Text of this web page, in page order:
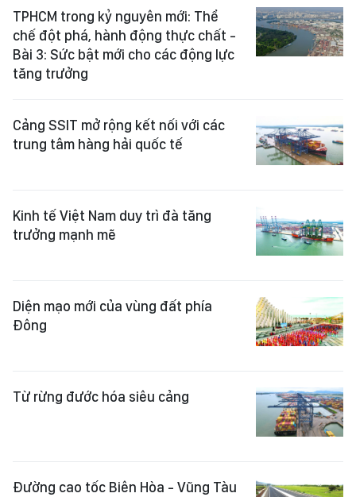
TPHCM trong kỷ nguyên mới: Thể
chế đột phá, hành động thực chất -
Bài 3: Sức bật mới cho các động lực
tăng trưởng
Cảng SSIT mở rộng kết nối với các
trung tâm hàng hải quốc tế
Kinh tế Việt Nam duy trì đà tăng
trưởng mạnh mẽ
Diện mạo mới của vùng đất phía
Đông
Từ rừng đước hóa siêu cảng
Đường cao tốc Biên Hòa - Vũng Tàu